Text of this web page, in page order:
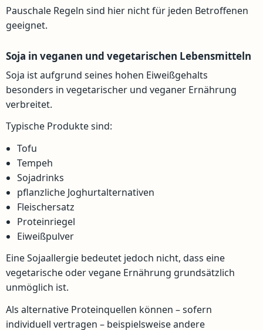
Pauschale Regeln sind hier nicht für jeden Betroffenen
geeignet.
Soja in veganen und vegetarischen Lebensmitteln
Soja ist aufgrund seines hohen Eiweißgehalts
besonders in vegetarischer und veganer Ernährung
verbreitet.
Typische Produkte sind:
Tofu
Tempeh
Sojadrinks
pflanzliche Joghurtalternativen
Fleischersatz
Proteinriegel
Eiweißpulver
Eine Sojaallergie bedeutet jedoch nicht, dass eine
vegetarische oder vegane Ernährung grundsätzlich
unmöglich ist.
Als alternative Proteinquellen können – sofern
individuell vertragen – beispielsweise andere